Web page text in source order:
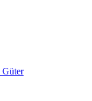
Güter